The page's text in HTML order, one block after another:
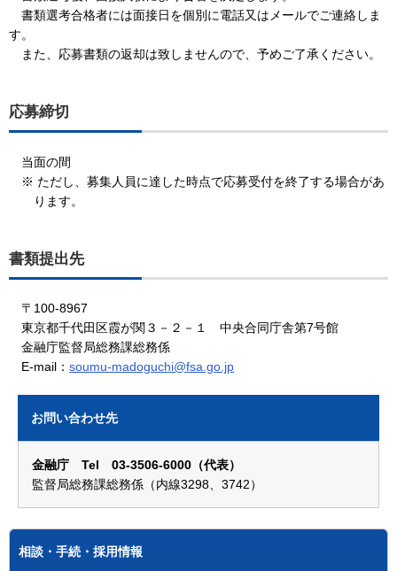
書類選考合格者には面接日を個別に電話又はメールでご連絡しま
す。
また、応募書類の返却は致しませんので、予めご了承ください。
応募締切
当面の間
※ ただし、募集人員に達した時点で応募受付を終了する場合があ
ります。
書類提出先
〒100-8967
東京都千代田区霞が関３－２－１ 中央合同庁舎第7号館
金融庁監督局総務課総務係
E-mail： soumu-madoguchi@fsa.go.jp
お問い合わせ先
金融庁 Tel 03-3506-6000（代表）
監督局総務課総務係（内線3298、3742）
相談・手続・採用情報